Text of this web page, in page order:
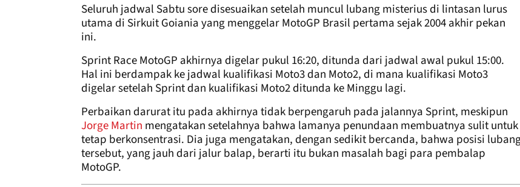
Seluruh jadwal Sabtu sore disesuaikan setelah muncul lubang misterius di lintasan lurus
utama di Sirkuit Goiania yang menggelar MotoGP Brasil pertama sejak 2004 akhir pekan
ini.
Sprint Race MotoGP akhirnya digelar pukul 16:20, ditunda dari jadwal awal pukul 15:00.
Hal ini berdampak ke jadwal kualifikasi Moto3 dan Moto2, di mana kualifikasi Moto3
digelar setelah Sprint dan kualifikasi Moto2 ditunda ke Minggu lagi.
Perbaikan darurat itu pada akhirnya tidak berpengaruh pada jalannya Sprint, meskipun
Jorge Martin mengatakan setelahnya bahwa lamanya penundaan membuatnya sulit untuk
tetap berkonsentrasi. Dia juga mengatakan, dengan sedikit bercanda, bahwa posisi
tersebut, yang jauh dari jalur balap, berarti itu bukan masalah bagi para pembalap
MotoGP.